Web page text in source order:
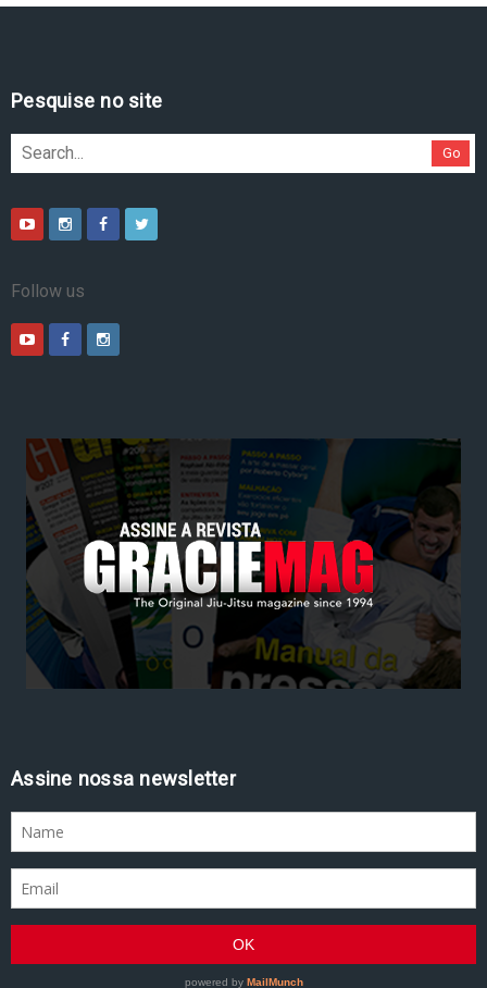
Pesquise no site
Go
Follow us
Assine nossa newsletter